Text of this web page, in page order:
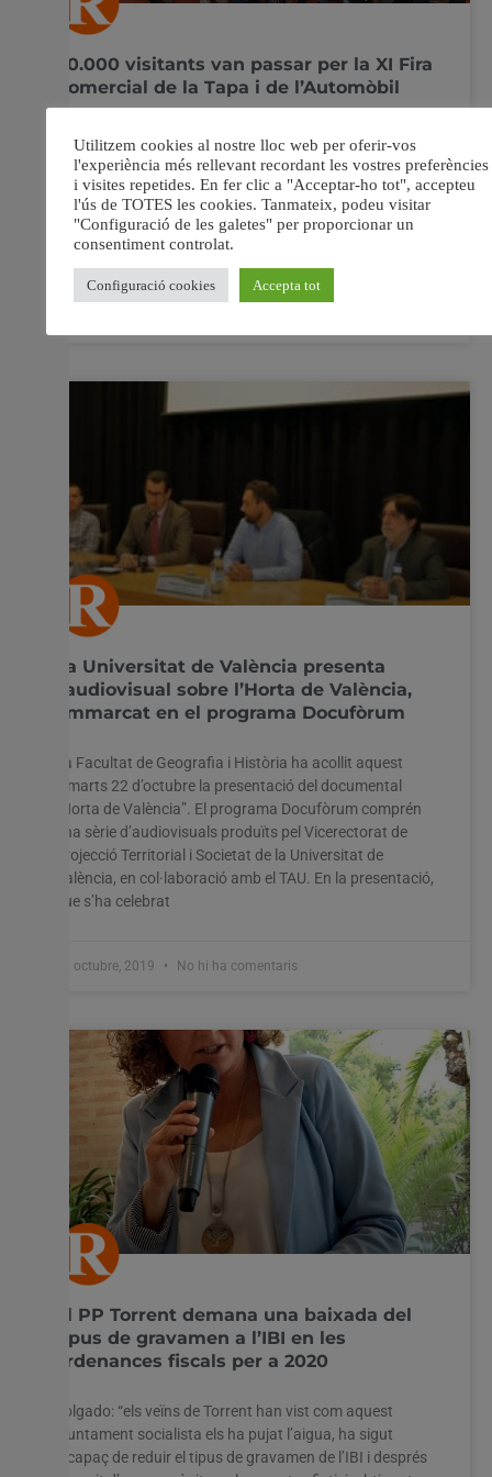
40.000 visitants van passar per la XI Fira
Comercial de la Tapa i de l’Automòbil
Alzira ha acollit al llarg del cap de setmana la Fira del
comerç, de la tapa i de l’automòbil amb una alta
participació per part dels alzirenys i veïns d’altres
poblacions de la comarca. L’Ajuntament d’Alzira
mitjançant Idea, va organitzar l’onzena edició de #Alzira
Oberta que s’encetava divendres amb 71
La Universitat de València presenta
l’audiovisual sobre l’Horta de València,
emmarcat en el programa Docufòrum
La Facultat de Geografia i Història ha acollit aquest
dimarts 22 d’octubre la presentació del documental
“Horta de València”. El programa Docufòrum comprén
una sèrie d’audiovisuals produïts pel Vicerectorat de
Projecció Territorial i Societat de la Universitat de
València, en col·laboració amb el TAU. En la presentació,
que s’ha celebrat
22 octubre, 2019 No hi ha comentaris
El PP Torrent demana una baixada del
tipus de gravamen a l’IBI en les
ordenances fiscals per a 2020
Folgado: “els veïns de Torrent han vist com aquest
ajuntament socialista els ha pujat l’aigua, ha sigut
incapaç de reduir el tipus de gravamen de l’IBI i després